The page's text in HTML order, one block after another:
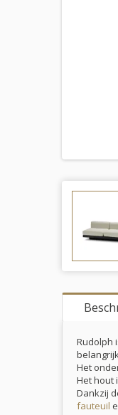
Rudolph
Het
Het hout
Dankzij
fauteuil